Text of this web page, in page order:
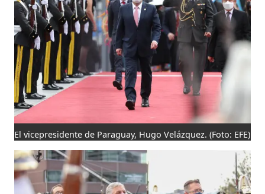
El vicepresidente de Paraguay, Hugo Velázquez.(Foto: EFE)